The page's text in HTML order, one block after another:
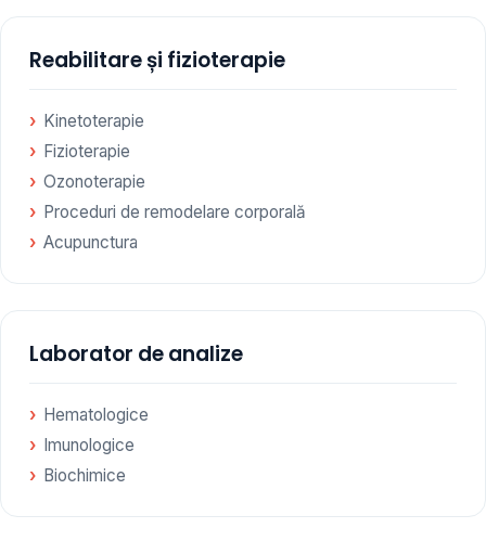
Reabilitare și fizioterapie
Kinetoterapie
Fizioterapie
Ozonoterapie
Proceduri de remodelare corporală
Acupunctura
Laborator de analize
Hematologice
Imunologice
Biochimice